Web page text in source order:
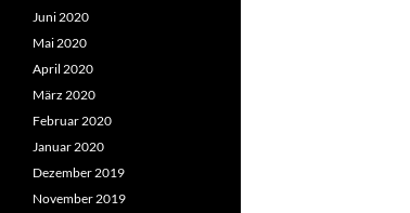
Juni 2020
Mai 2020
April 2020
März 2020
Februar 2020
Januar 2020
Dezember 2019
November 2019